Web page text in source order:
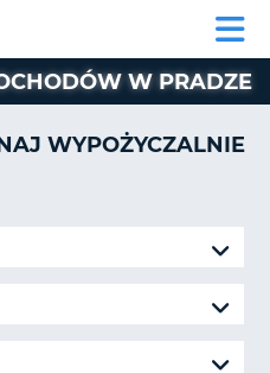
W PRADZE
WYPOŻYCZALNIE